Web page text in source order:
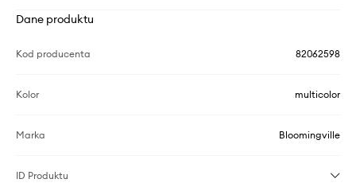
Dane produktu
Kod producenta 82062598
Kolor multicolor
Marka Bloomingville
ID Produktu